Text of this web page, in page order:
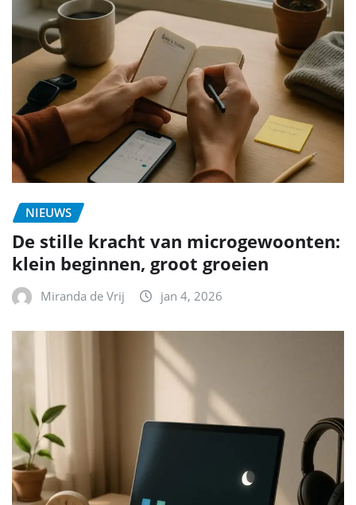
NIEUWS
De stille kracht van microgewoonten:
klein beginnen, groot groeien
Miranda de Vrij jan 4, 2026